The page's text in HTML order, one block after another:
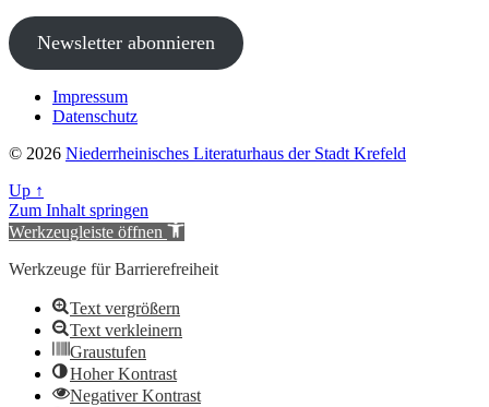
Newsletter abonnieren
Impressum
Datenschutz
© 2026 Niederrheinisches Literaturhaus der Stadt Krefeld
Up ↑
Zum Inhalt springen
Werkzeugleiste öffnen
Werkzeuge für Barrierefreiheit
Text vergrößern
Text verkleinern
Graustufen
Hoher Kontrast
Negativer Kontrast